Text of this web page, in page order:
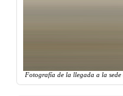
Fotografía de la llegada a la sede